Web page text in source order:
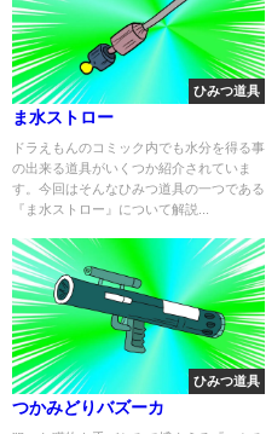
ひみつ道具
ま水ストロー
ドラえもんのコミック内でも水分を得る事
の出来る道具がいくつか紹介されていま
す。今回はそんなひみつ道具の一つである
『ま水ストロー』について解説...
ひみつ道具
つかみどりバズーカ